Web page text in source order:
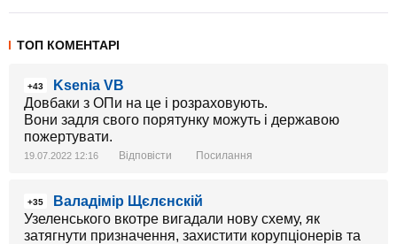
ТОП КОМЕНТАРІ
+43
Ksenia VB
Довбаки з ОПи на це і розраховують.
Вони задля свого порятунку можуть і державою
пожертувати.
19.07.2022 12:16 Відповісти Посилання
+35
Валадімір Щєлєнскій
Узеленського вкотре вигадали нову схему, як
затягнути призначення, захистити корупціонерів та